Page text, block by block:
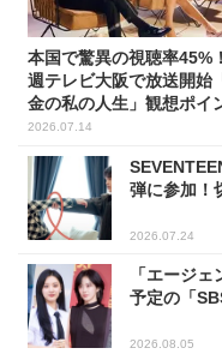
本国で驚異の視聴率45%
週テレビ大阪で放送開始
金の私の人生」観想ポイ
選
2026.07.14
弾に参加！
2026.07.24
「エージ
予定の「
2026.08.05